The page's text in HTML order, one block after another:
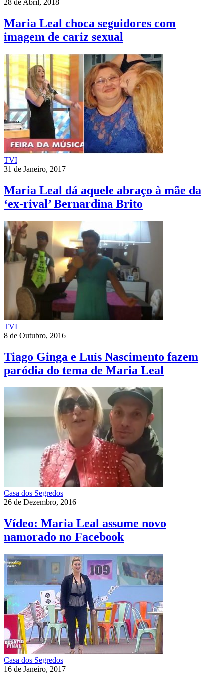
28 de Abril, 2018
Maria Leal choca seguidores com
imagem de cariz sexual
TVI
31 de Janeiro, 2017
Maria Leal dá aquele abraço à mãe da
‘ex-rival’ Bernardina Brito
TVI
8 de Outubro, 2016
Tiago Ginga e Luís Nascimento fazem
paródia do tema de Maria Leal
Casa dos Segredos
26 de Dezembro, 2016
Vídeo: Maria Leal assume novo
namorado no Facebook
Casa dos Segredos
16 de Janeiro, 2017